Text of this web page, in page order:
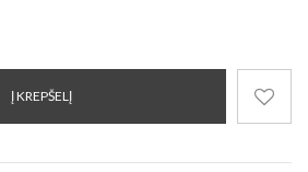
Į KREPŠELĮ